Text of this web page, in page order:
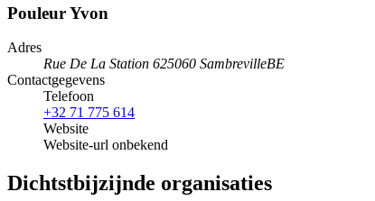
Pouleur Yvon
Adres
Rue De La Station 625060 SambrevilleBE
Contactgegevens
Telefoon
+32 71 775 614
Website
Website-url onbekend
Dichtstbijzijnde organisaties